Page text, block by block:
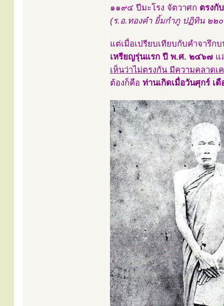
๑๑๙๔ ปีมะโรง จัตวาศก ตรงกั
(ร.อ.ทองคำ ยิ้มกำภู ปฏิทิน ๒๒
แต่เมื่อเปรียบเทียบกับคำจารึก
เหรียญรุ่นแรก ปี พ.ศ. ๒๔๖๗ แ
เห็นว่าไม่ตรงกัน มีความคลาดเ
ต้องก็คือ ท่านเกิดเมื่อวันศุกร์ เ